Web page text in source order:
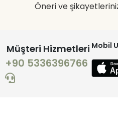
Öneri ve
Müşteri Hizmetleri
+90 5336396766
Mobil